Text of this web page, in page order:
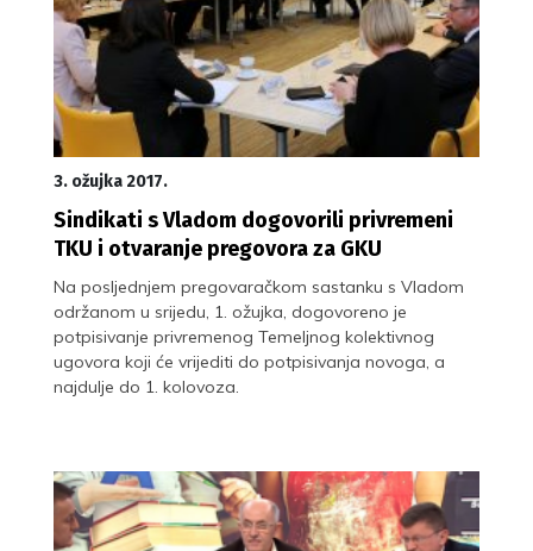
3. ožujka 2017.
Sindikati s Vladom dogovorili privremeni
TKU i otvaranje pregovora za GKU
Na posljednjem pregovaračkom sastanku s Vladom
održanom u srijedu, 1. ožujka, dogovoreno je
potpisivanje privremenog Temeljnog kolektivnog
ugovora koji će vrijediti do potpisivanja novoga, a
najdulje do 1. kolovoza.